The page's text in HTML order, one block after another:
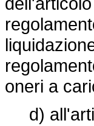
oneri a
d)